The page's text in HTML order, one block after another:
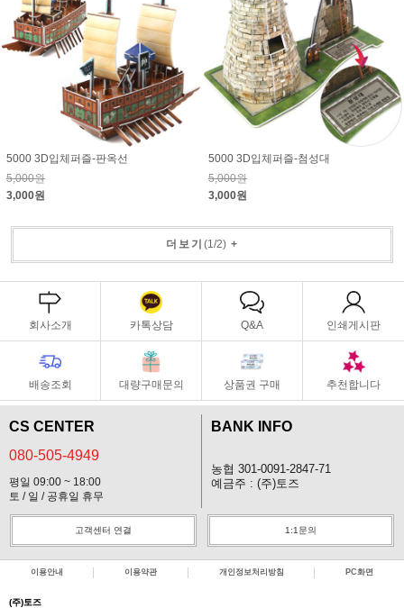
5000 3D입체퍼즐-판옥선
5,000원
3,000원
5000 3D입체퍼즐-첨성대
5,000원
3,000원
더보기 (1/2)+
회사소개 카톡상담 Q&A 인쇄게시판
배송조회 대량구매문의 상품권 구매 추천합니다
CS CENTER
080-505-4949
평일 09:00 ~ 18:00
토 / 일 / 공휴일 휴무
BANK INFO
농협 301-0091-2847-71
예금주 : (주)토즈
고객센터 연결 1:1문의
이용안내 이용약관 개인정보처리방침 PC화면
(주)토즈